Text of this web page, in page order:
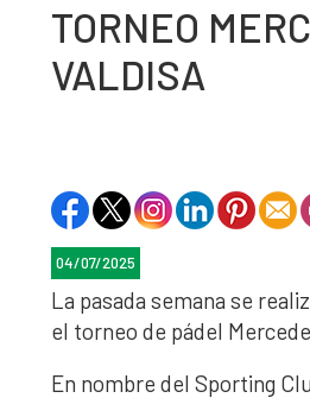
TORNEO
VALDISA
04/07/2025
La pasada semana se
el torneo de pádel
En nombre del Sporting